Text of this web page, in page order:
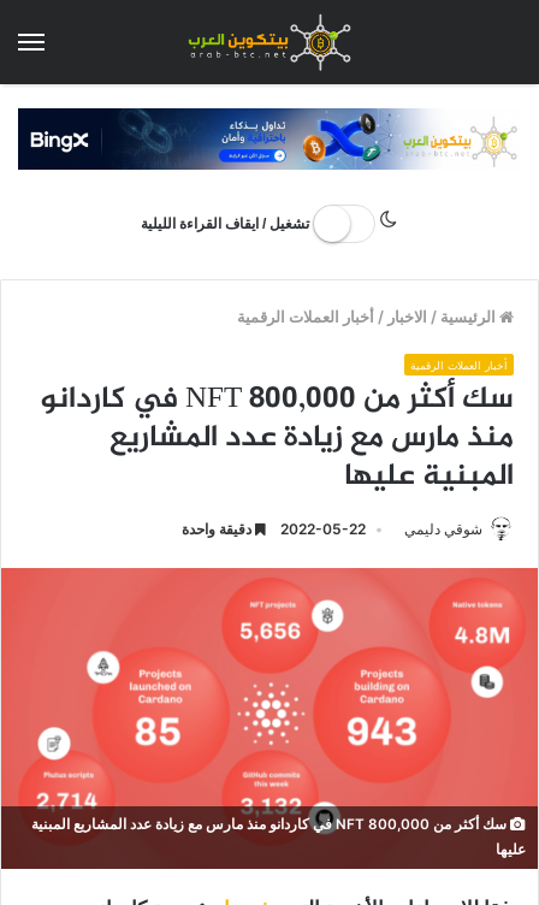
تشغيل / ايقاف القراءة الليلية
الرئيسية / الاخبار /أخبار العملات الرقمية
أخبار العملات الرقمية
سك أكثر من 800,000 NFT في كاردانو
منذ مارس مع زيادة عدد المشاريع
المبنية عليها
شوقي دليمي 2022-05-22 دقيقة واحدة
سك أكثر من 800,000 NFT في كاردانو منذ مارس مع زيادة عدد المشاريع المبنية
عليها